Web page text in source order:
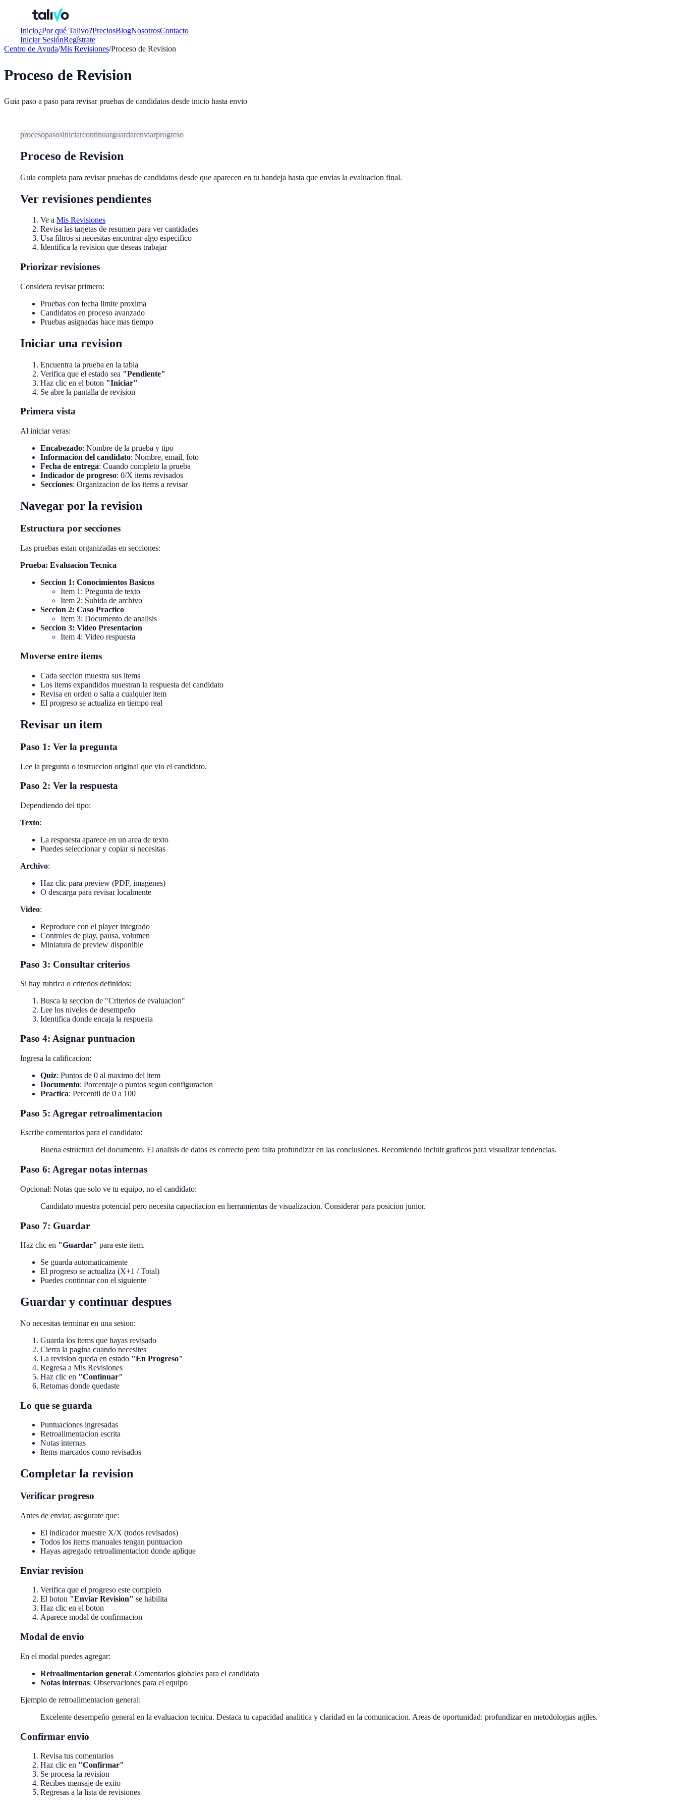
Inicio¿Por qué Talivo?PreciosBlogNosotrosContacto
Iniciar SesiónRegístrate
Centro de Ayuda/Mis Revisiones/Proceso de Revision
Proceso de Revision
Guia paso a paso para revisar pruebas de candidatos desde inicio hasta envio
procesopasosiniciarcontinuarguardarenviarprogreso
Proceso de Revision
Guia completa para revisar pruebas de candidatos desde que aparecen en tu bandeja hasta que envias la evaluacion final.
Ver revisiones pendientes
Ve a Mis Revisiones
Revisa las tarjetas de resumen para ver cantidades
Usa filtros si necesitas encontrar algo especifico
Identifica la revision que deseas trabajar
Priorizar revisiones
Considera revisar primero:
Pruebas con fecha limite proxima
Candidatos en proceso avanzado
Pruebas asignadas hace mas tiempo
Iniciar una revision
Encuentra la prueba en la tabla
Verifica que el estado sea "Pendiente"
Haz clic en el boton "Iniciar"
Se abre la pantalla de revision
Primera vista
Al iniciar veras:
Encabezado: Nombre de la prueba y tipo
Informacion del candidato: Nombre, email, foto
Fecha de entrega: Cuando completo la prueba
Indicador de progreso: 0/X items revisados
Secciones: Organizacion de los items a revisar
Navegar por la revision
Estructura por secciones
Las pruebas estan organizadas en secciones:
Prueba: Evaluacion Tecnica
Seccion 1: Conocimientos Basicos
Item 1: Pregunta de texto
Item 2: Subida de archivo
Seccion 2: Caso Practico
Item 3: Documento de analisis
Seccion 3: Video Presentacion
Item 4: Video respuesta
Moverse entre items
Cada seccion muestra sus items
Los items expandidos muestran la respuesta del candidato
Revisa en orden o salta a cualquier item
El progreso se actualiza en tiempo real
Revisar un item
Paso 1: Ver la pregunta
Lee la pregunta o instruccion original que vio el candidato.
Paso 2: Ver la respuesta
Dependiendo del tipo:
Texto:
La respuesta aparece en un area de texto
Puedes seleccionar y copiar si necesitas
Archivo:
Haz clic para preview (PDF, imagenes)
O descarga para revisar localmente
Video:
Reproduce con el player integrado
Controles de play, pausa, volumen
Miniatura de preview disponible
Paso 3: Consultar criterios
Si hay rubrica o criterios definidos:
Busca la seccion de "Criterios de evaluacion"
Lee los niveles de desempeño
Identifica donde encaja la respuesta
Paso 4: Asignar puntuacion
Ingresa la calificacion:
Quiz: Puntos de 0 al maximo del item
Documento: Porcentaje o puntos segun configuracion
Practica: Percentil de 0 a 100
Paso 5: Agregar retroalimentacion
Escribe comentarios para el candidato:
Buena estructura del documento. El analisis de datos es correcto pero falta profundizar en las conclusiones. Recomiendo incluir graficos para visualizar tendencias.
Paso 6: Agregar notas internas
Opcional: Notas que solo ve tu equipo, no el candidato:
Candidato muestra potencial pero necesita capacitacion en herramientas de visualizacion. Considerar para posicion junior.
Paso 7: Guardar
Haz clic en "Guardar" para este item.
Se guarda automaticamente
El progreso se actualiza (X+1 / Total)
Puedes continuar con el siguiente
Guardar y continuar despues
No necesitas terminar en una sesion:
Guarda los items que hayas revisado
Cierra la pagina cuando necesites
La revision queda en estado "En Progreso"
Regresa a Mis Revisiones
Haz clic en "Continuar"
Retomas donde quedaste
Lo que se guarda
Puntuaciones ingresadas
Retroalimentacion escrita
Notas internas
Items marcados como revisados
Completar la revision
Verificar progreso
Antes de enviar, asegurate que:
El indicador muestre X/X (todos revisados)
Todos los items manuales tengan puntuacion
Hayas agregado retroalimentacion donde aplique
Enviar revision
Verifica que el progreso este completo
El boton "Enviar Revision" se habilita
Haz clic en el boton
Aparece modal de confirmacion
Modal de envio
En el modal puedes agregar:
Retroalimentacion general: Comentarios globales para el candidato
Notas internas: Observaciones para el equipo
Ejemplo de retroalimentacion general:
Excelente desempeño general en la evaluacion tecnica. Destaca tu capacidad analitica y claridad en la comunicacion. Areas de oportunidad: profundizar en metodologias agiles.
Confirmar envio
Revisa tus comentarios
Haz clic en "Confirmar"
Se procesa la revision
Recibes mensaje de exito
Regresas a la lista de revisiones